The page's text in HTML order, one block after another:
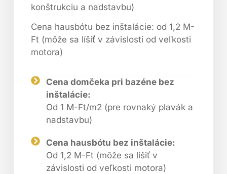
konštrukciu a nadstavbu)
Cena hausbótu bez inštalácie: od 1,2 M-
Ft (môže sa líšiť v závislosti od veľkosti
motora)
Cena domčeka pri bazéne bez
inštalácie:
Od 1 M-Ft/m2 (pre rovnaký plavák a
nadstavbu)
Cena hausbótu bez inštalácie:
Od 1,2 M-Ft (môže sa líšiť v
závislosti od veľkosti motora)